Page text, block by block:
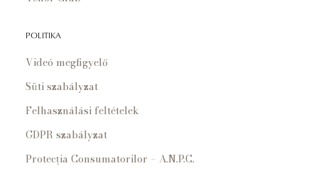
POLITIKA
Videó megfigyelő
Süti szabályzat
Felhasználási feltételek
GDPR szabályzat
Protecția Consumatorilor – A.N.P.C.